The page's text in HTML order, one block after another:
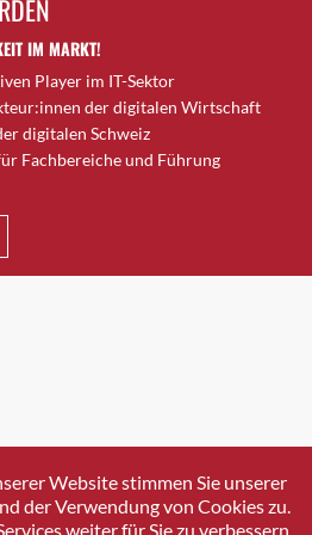
IM MARKT!
Player im IT-Sektor
der digitalen Wirtschaft
digitalen Schweiz
Fachbereiche und Führung
Website stimmen Sie unserer
der Verwendung von Cookies zu.
weiter für Sie zu verbessern.